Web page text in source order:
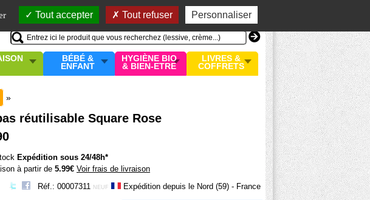
Tout accepter Tout refuser Personnaliser
Mon compte
MON PANIER
0 article
BÉBÉ &
ENFANT
HYGIÈNE BIO
& BIEN-ETRE
LIVRES &
COFFRETS
»
réutilisable Square Rose
Expédition sous 24/48h*
à partir de 5.99€ Voir frais de livraison
Réf.: 00007311 NEUF Expédition depuis le Nord (59) - France